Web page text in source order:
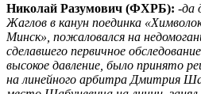
Николай Разумович (ФХРБ): -да
Жаглов в канун поединка
Минск», пожаловался на
сделавшего первичное
высокое давление, было принято
на линейного арбитра Дмитрия